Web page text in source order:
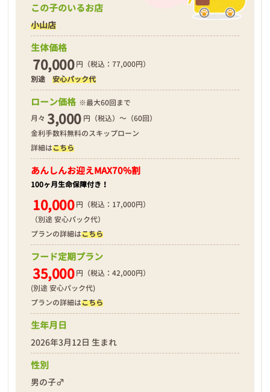
2026年03月18日
❮ ❯
この子のいるお店
小山店
生体価格
70,000 円（税込：77,000円）
別途安心パック代
ローン価格 ※最大60回まで
月々 3,000 円（税込）～（60回）
金利手数料無料のスキップローン
詳細はこちら
あんしんお迎えMAX70%割
100ヶ月生命保障付き！
10,000 円（税込：17,000円）
（別途 安心パック代）
プランの詳細はこちら
フード定期プラン
35,000 円（税込：42,000円）
(別途 安心パック代)
プランの詳細はこちら
生年月日
2026年3月12日 生まれ
性別
男の子♂